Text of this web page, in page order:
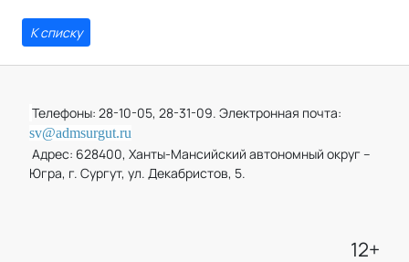
К списку
Телефоны: 28-10-05, 28-31-09. Электронная почта:
sv@admsurgut.ru
Адрес: 628400, Ханты-Мансийский автономный округ –
Югра, г. Сургут, ул. Декабристов, 5.
12+